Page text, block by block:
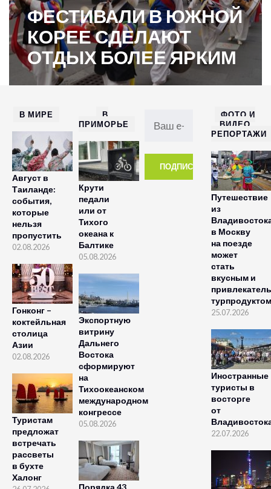
ФЕСТИВАЛИ В ЮЖНОЙ
КОРЕЕ СДЕЛАЮТ
ОТДЫХ БОЛЕЕ ЯРКИМ
В МИРЕ
Август в
Таиланде:
события,
которые
нельзя
пропустить
02.08.2026
Гонконг –
коктейльная
столица
Азии
02.08.2026
Туристам
предложат
встречать
рассветы
в бухте
Халонг
В
ПРИМОРЬЕ
Крути
педали
или от
Тихого
океана к
Балтике
05.08.2026
Экспортную
витрину
Дальнего
Востока
сформируют
на
Тихоокеанском
международном
конгрессе
05.08.2026
Порядка 43
ФОТО И
ВИДЕО
РЕПОРТАЖИ
Путешествие
из
в Москву
на поезде
может
стать
вкусным и
турпродуктом
25.07.2026
Иностранные
туристы в
восторге
от
22.07.2026